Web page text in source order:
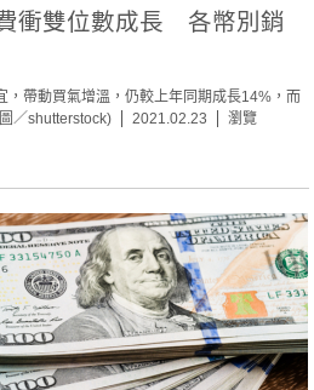
衝雙位數成長 各幣別銷
，帶動買氣增溫，仍較上年同期成長14%，而
／shutterstock)
2021.02.23
瀏覽